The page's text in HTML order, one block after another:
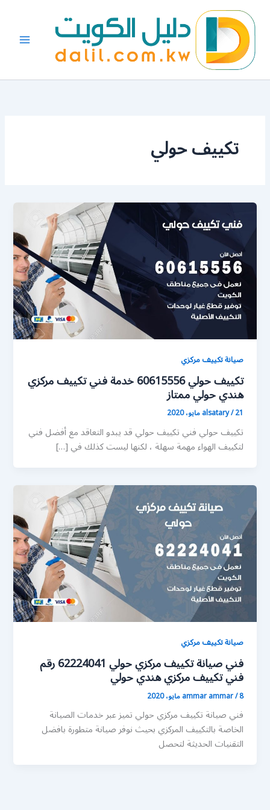
المحتوى
تكييف حولي
صيانة تكييف مركزي
تكييف حولي 60615556 خدمة فني تكييف مركزي
هندي حولي ممتاز
alsatary/21 مايو، 2020
تكييف حولي فني تكييف حولي قد يبدو التعاقد مع أفضل فني
لتكييف الهواء مهمة سهلة ، لكنها ليست كذلك في […]
صيانة تكييف مركزي
فني صيانة تكييف مركزي حولي 62224041 رقم
فني تكييف مركزي هندي حولي
ammar ammar/8 مايو، 2020
فني صيانة تكييف مركزي حولي تميز عبر خدمات الصيانة
الخاصة بالتكييف المركزي بحيث نوفر صيانة متطورة بافضل
التقنيات الحديثة لتحصل